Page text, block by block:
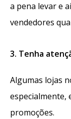
a pena levar e
vendedores
3. Tenha
Algumas lojas
especialmente,
promoções.